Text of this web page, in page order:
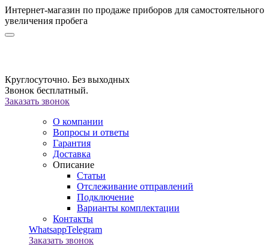
Интернет-магазин по продаже приборов для самостоятельного
увеличения пробега
Круглосуточно. Без выходных
Звонок бесплатный.
Заказать звонок
О компании
Вопросы и ответы
Гарантия
Доставка
Описание
Статьи
Отслеживание отправлений
Подключение
Варианты комплектации
Контакты
WhatsappTelegram
Заказать звонок